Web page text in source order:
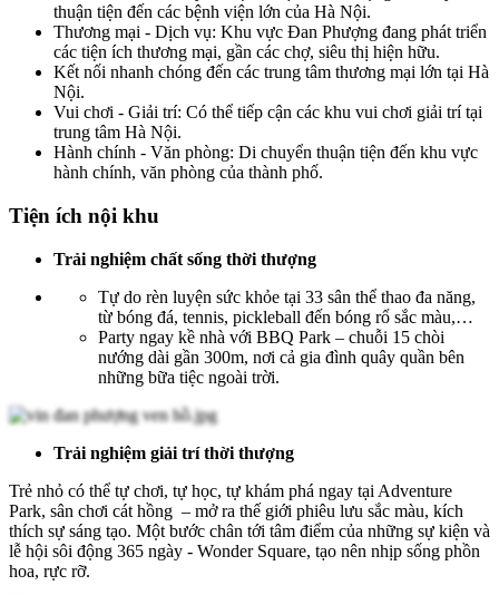
thuận tiện đến các bệnh viện lớn của Hà Nội.
Thương mại - Dịch vụ: Khu vực Đan Phượng đang phát triển
các tiện ích thương mại, gần các chợ, siêu thị hiện hữu.
Kết nối nhanh chóng đến các trung tâm thương mại lớn tại Hà
Nội.
Vui chơi - Giải trí: Có thể tiếp cận các khu vui chơi giải trí tại
trung tâm Hà Nội.
Hành chính - Văn phòng: Di chuyển thuận tiện đến khu vực
hành chính, văn phòng của thành phố.
Tiện ích nội khu
Trải nghiệm chất sống thời thượng
Tự do rèn luyện sức khỏe tại 33 sân thể thao đa năng,
từ bóng đá, tennis, pickleball đến bóng rổ sắc màu,…
Party ngay kề nhà với BBQ Park – chuỗi 15 chòi
nướng dài gần 300m, nơi cả gia đình quây quần bên
những bữa tiệc ngoài trời.
Trải nghiệm giải trí thời thượng
Trẻ nhỏ có thể tự chơi, tự học, tự khám phá ngay tại Adventure
Park, sân chơi cát hồng – mở ra thế giới phiêu lưu sắc màu, kích
thích sự sáng tạo. Một bước chân tới tâm điểm của những sự kiện và
lễ hội sôi động 365 ngày - Wonder Square, tạo nên nhịp sống phồn
hoa, rực rỡ.